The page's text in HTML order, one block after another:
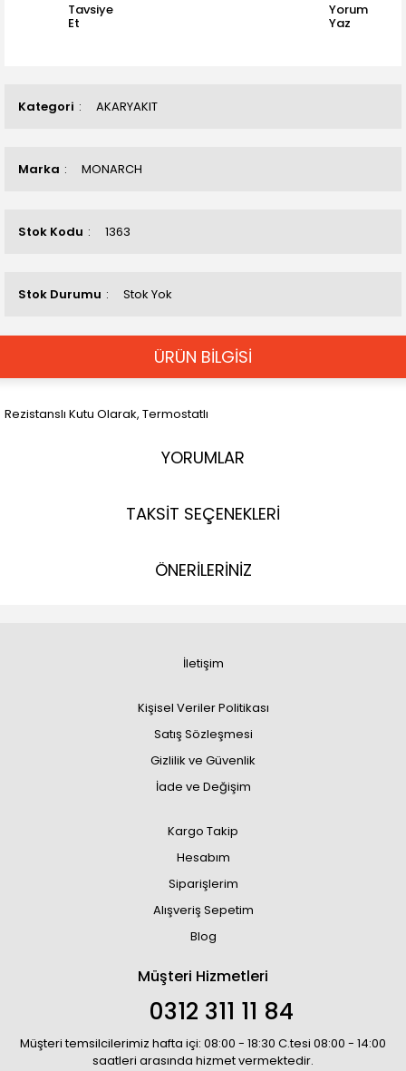
Kategori AKARYAKIT
Marka MONARCH
Stok Kodu 1363
Stok Durumu Stok Yok
Tavsiye
Et
Yorum
Yaz
ÜRÜN BİLGİSİ
Rezistanslı Kutu Olarak, Termostatlı
YORUMLAR
TAKSİT SEÇENEKLERİ
ÖNERİLERİNİZ
İletişim
Kişisel Veriler Politikası
Satış Sözleşmesi
Gizlilik ve Güvenlik
İade ve Değişim
Kargo Takip
Hesabım
Siparişlerim
Alışveriş Sepetim
Blog
Müşteri Hizmetleri
0312 311 11 84
Müşteri temsilcilerimiz hafta içi: 08:00 - 18:30 C.tesi 08:00 - 14:00
saatleri arasında hizmet vermektedir.